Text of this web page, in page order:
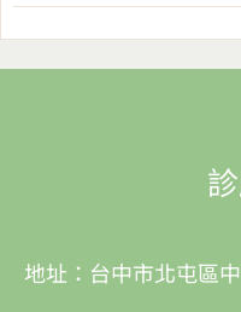
地址：台中市北屯區